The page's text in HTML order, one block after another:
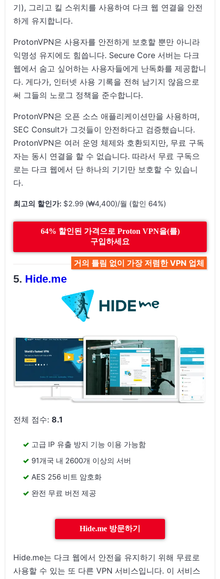
기), 그리고 킬 스위치를 사용하여 다크 웹 연결을 안전
하게 유지합니다.
ProtonVPN은 사용자를 안전하게 보호할 뿐만 아니라
익명성 유지에도 힘씁니다. Secure Core 서버는 다크
웹에서 숨고 싶어하는 사용자들에게 난독화를 제공합니
다. 게다가, 인터넷 사용 기록을 전혀 남기지 않음으로
써 그들의 노로그 정책을 준수합니다.
ProtonVPN은 오픈 소스 애플리케이션만을 사용하며,
SEC Consult가 그것들이 안전하다고 검증했습니다.
ProtonVPN은 여러 운영 체제와 호환되지만, 무료 구독
자는 동시 연결을 할 수 없습니다. 따라서 무료 구독으
로는 다크 웹에서 단 하나의 기기만 보호할 수 있습니
다.
최고의 할인가: $2.99 (₩4,400)/월 (할인 64%)
64% 할인된 가격으로 Proton VPN을(를)
구입하세요
거의 틀림 없이 가장 저렴한 VPN 업체
Hide.me
전체 점수:8.1
고급 IP 유출 방지 기능 이용 가능함
91개국 내 2600개 이상의 서버
AES 256 비트 암호화
완전 무료 버전 제공
Hide.me 방문하기
Hide.me는 다크 웹에서 안전을 유지하기 위해 무료로
사용할 수 있는 또 다른 VPN 서비스입니다. 이 서비스